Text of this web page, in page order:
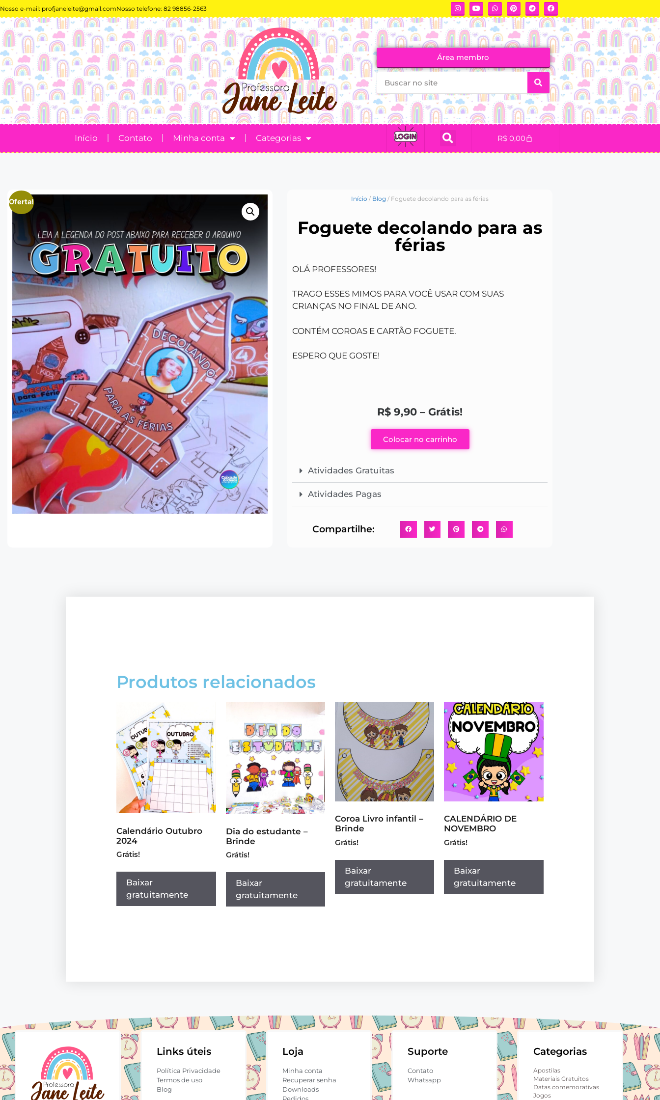
Nosso e-mail: profjaneleite@gmail.comNosso telefone: 82 98856-2563
Área membro
Início Contato Minha conta Categorias R$ 0,00
Oferta! Início / Blog / Foguete decolando para as férias
Foguete decolando para as
férias
OLÁ PROFESSORES!
TRAGO ESSES MIMOS PARA VOCÊ USAR COM SUAS
CRIANÇAS NO FINAL DE ANO.
CONTÉM COROAS E CARTÃO FOGUETE.
ESPERO QUE GOSTE!
R$ 9,90 – Grátis!
Colocar no carrinho
Atividades Gratuitas
Atividades Pagas
Compartilhe:
Produtos relacionados
Calendário Outubro
2024
Grátis!
Baixar
gratuitamente
Dia do estudante –
Brinde
Grátis!
Baixar
gratuitamente
Coroa Livro infantil –
Brinde
Grátis!
Baixar
gratuitamente
CALENDÁRIO DE
NOVEMBRO
Grátis!
Baixar
gratuitamente
Links úteis
Política Privacidade
Termos de uso
Blog
Loja
Minha conta
Recuperar senha
Downloads
Pedidos
Suporte
Contato
Whatsapp
Categorias
Apostilas
Materiais Gratuitos
Datas comemorativas
Jogos